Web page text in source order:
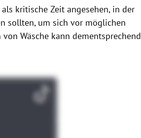
kritische Zeit angesehen, in der
sollten, um sich vor möglichen
Wäsche kann dementsprechend